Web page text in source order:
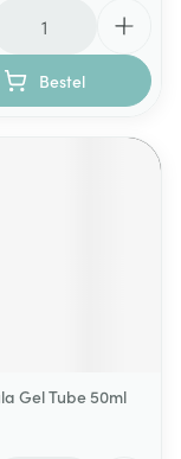
Bestel
Gel Tube 50ml